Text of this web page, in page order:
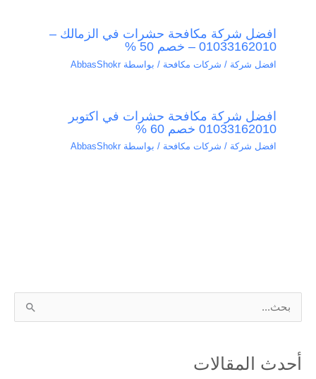
افضل شركة مكافحة حشرات في الزمالك –
01033162010 – خصم 50 %
افضل شركة / شركات مكافحة / بواسطة AbbasShokr
افضل شركة مكافحة حشرات في اكتوبر
01033162010 خصم 60 %
افضل شركة / شركات مكافحة / بواسطة AbbasShokr
ب
حأحدث المقالات